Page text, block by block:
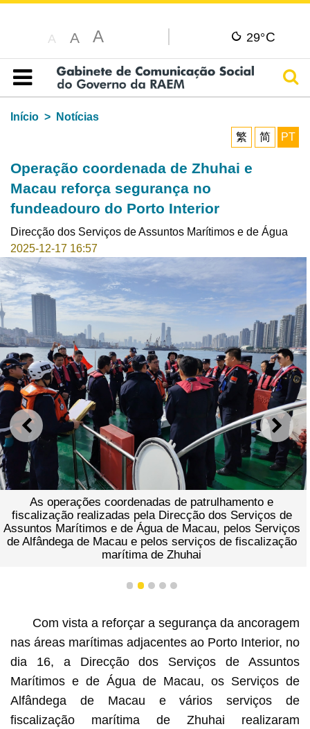
A A A 29°C
Índice
Início
Notícias
繁
简 PT
Operação coordenada de Zhuhai e
Macau reforça segurança no
fundeadouro do Porto Interior
Direcção dos Serviços de Assuntos Marítimos e de Água
2025-12-17 16:57
ANTERIOR
patrulhamento e
dos Serviços de
Macau, pelos Serviços
de fiscalização
Examinando as
embarcações de
1 2 3 4 5
Com vista a reforçar a segurança da ancoragem
nas áreas marítimas adjacentes ao Porto Interior, no
dia 16, a Direcção dos Serviços de Assuntos
Marítimos e de Água de Macau, os Serviços de
Alfândega de Macau e vários serviços de
fiscalização marítima de Zhuhai realizaram